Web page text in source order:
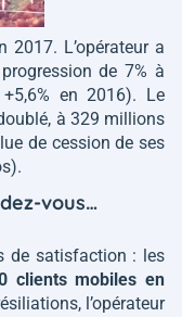
2017. L’opérateur a
de 7% à
en 2016). Le
à 329 millions
de cession de ses
vous…
de satisfaction : les
clients mobiles en
l’opérateur